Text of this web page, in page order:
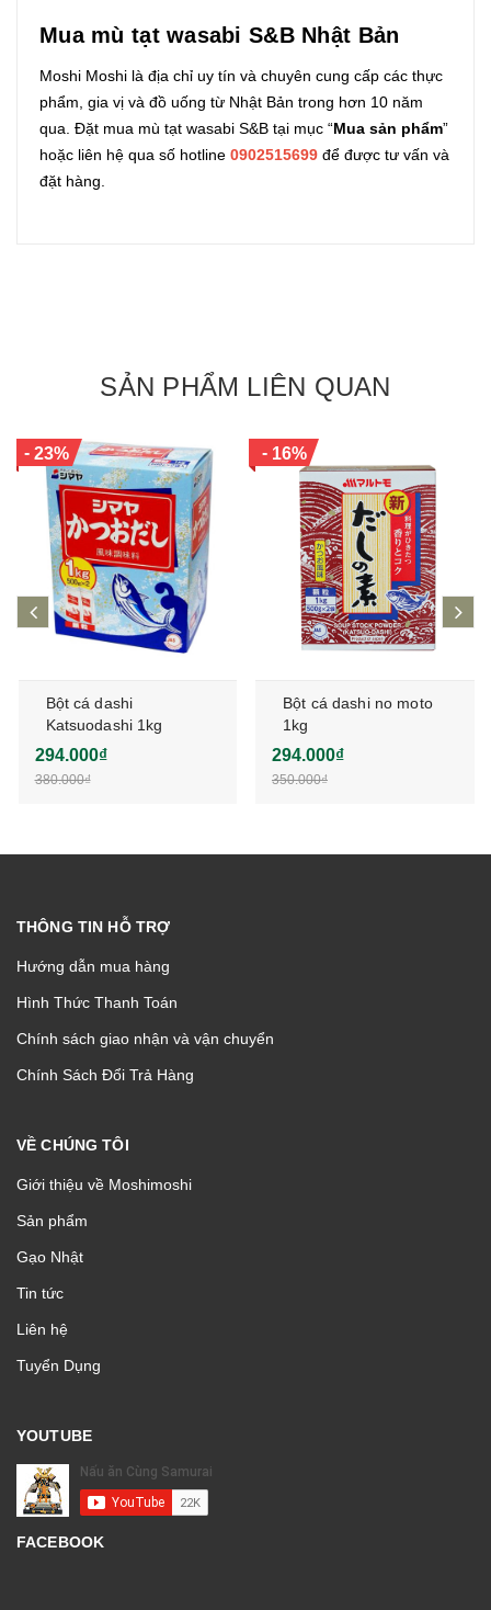
Mua mù tạt wasabi S&B Nhật Bản
Moshi Moshi là địa chỉ uy tín và chuyên cung cấp các thực
phẩm, gia vị và đồ uống từ Nhật Bản trong hơn 10 năm
qua. Đặt mua mù tạt wasabi S&B tại mục “Mua sản phẩm”
hoặc liên hệ qua số hotline 0902515699 để được tư vấn và
đặt hàng.
SẢN PHẨM LIÊN QUAN
- 23%
Bột cá dashi
Katsuodashi 1kg
294.000₫
380.000₫
-16%
Bột cá dashi no moto
1kg
294.000₫
350.000₫
prev
THÔNG TIN HỖ TRỢ
Hướng dẫn mua hàng
Hình Thức Thanh Toán
Chính sách giao nhận và vận chuyển
Chính Sách Đổi Trả Hàng
VỀ CHÚNG TÔI
Giới thiệu về Moshimoshi
Sản phẩm
Gạo Nhật
Tin tức
Liên hệ
Tuyển Dụng
YOUTUBE
FACEBOOK